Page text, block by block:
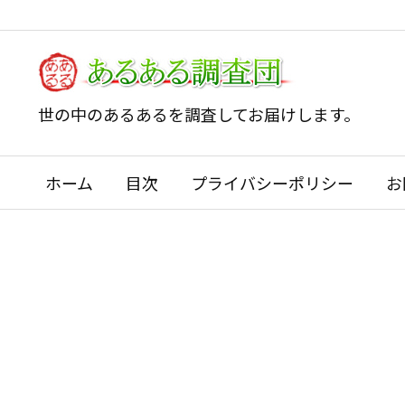
世の中のあるあるを調査してお届けします。
ホーム 目次 プライバシーポリシー